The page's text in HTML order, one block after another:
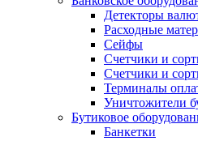
Детекторы
Расходные
Сейфы
Счетчики и
Счетчики и
Терминалы
Уничтожители
Бутиковое
Банкетки